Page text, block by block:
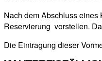
Nach dem Abschluss eines
Reservierung vorstellen.
Die Eintragung dieser